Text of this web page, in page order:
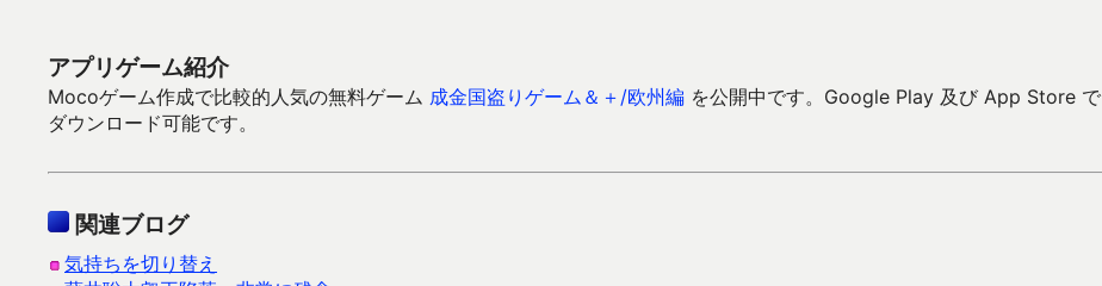
アプリゲーム紹介
Mocoゲーム作成で比較的人気の無料ゲーム 成金国盗りゲーム＆＋/欧州編 を公開中です。Google Play 及び App Store で
ダウンロード可能です。
関連ブログ
気持ちを切り替え